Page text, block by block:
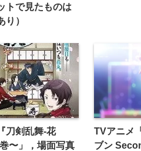
トで見たものは
り）
刀剣乱舞-花
〜」，場面写真
TVアニメ
ブン